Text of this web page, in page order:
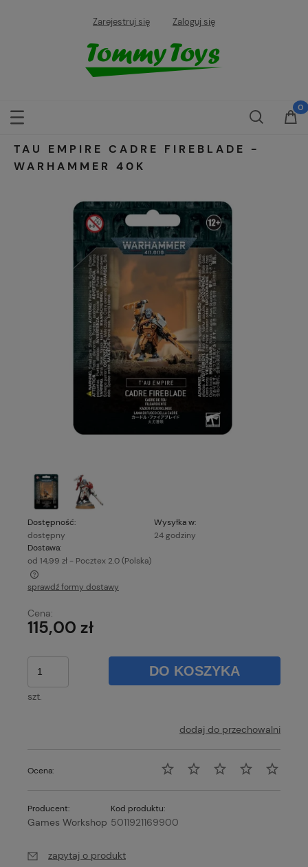
Zarejestruj się Zaloguj się
TAU EMPIRE CADRE FIREBLADE -
WARHAMMER 40K
Dostępność:
dostępny
Wysyłka w:
24 godziny
Dostawa:
od 14,99 zł - Pocztex 2.0(Polska)
Cena nie zawiera ewentualnych kosztów płatności
sprawdź formy dostawy
Cena:
115,00 zł
szt.
DO KOSZYKA
dodaj do przechowalni
Ocena:
Producent:
Games Workshop
Kod produktu:
5011921169900
zapytaj o produkt